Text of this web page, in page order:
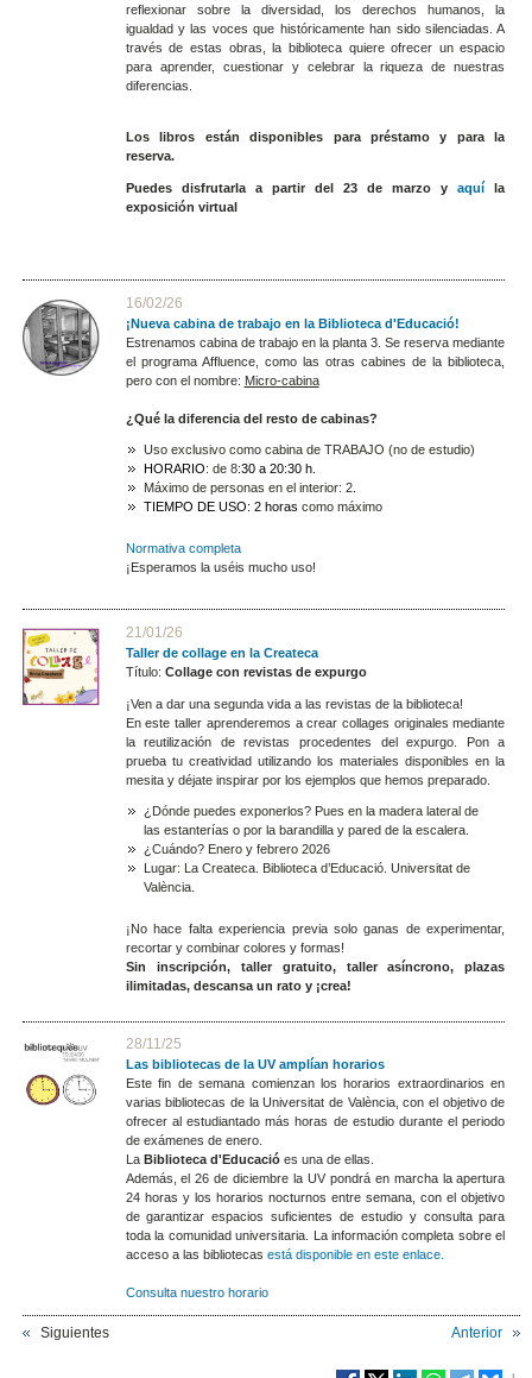
reflexionar sobre la diversidad, los derechos humanos, la
igualdad y las voces que históricamente han sido silenciadas. A
través de estas obras, la biblioteca quiere ofrecer un espacio
para aprender, cuestionar y celebrar la riqueza de nuestras
diferencias.
Los libros están disponibles para préstamo y para la
reserva.
Puedes disfrutarla a partir del 23 de marzo yaquí la
exposición virtual
16/02/26
¡Nueva cabina de trabajo en la Biblioteca d'Educació!
Estrenamos cabina de trabajo en la planta 3. Se reserva mediante
el programa Affluence, como las otras cabines de la biblioteca,
pero con el nombre: Micro-cabina
¿Qué la diferencia del resto de cabinas?
Uso exclusivo como cabina de TRABAJO (no de estudio)
HORARIO: de 8:30 a 20:30 h.
Máximo depersonas en el interior: 2
TIEMPO DE USO: 2 horascomo máximo
Normativa completa
¡Esperamos la uséis mucho uso!
21/01/26
Taller de collage en la Createca
Título: Collage con revistas de expurgo
¡Ven a dar una segunda vida a las revistas de la biblioteca!
En este taller aprenderemos a crear collages originales mediante
la reutilización de revistas procedentes del expurgo. Pon a
prueba tu creatividad utilizando los materiales disponibles en la
mesita y déjate inspirar por los ejemplos que hemos preparado.
¿Dónde puedes exponerlos? Pues en la madera lateral de
las estanterías o por la barandilla y pared de la escalera.
¿Cuándo? Enero y febrero 2026
Lugar: La Createca. Biblioteca d’Educació. Universitat de
València.
¡No hace falta experiencia previa solo ganas de experimentar,
recortar y combinar colores y formas!
Sin inscripción, taller gratuito, taller asíncrono, plazas
ilimitadas, descansa un rato y ¡crea!
28/11/25
Las bibliotecas de la UV amplían horarios
Este fin de semana comienzan los horarios extraordinarios en
varias bibliotecas de la Universitat de València, con el objetivo de
ofrecer al estudiantado más horas de estudio durante el periodo
de exámenes de enero.
La Biblioteca d'Educacióes una de ellas.
Además, el 26 de diciembre la UV pondrá en marcha la apertura
24 horas y los horarios nocturnos entre semana, con el objetivo
de garantizar espacios suficientes de estudio y consulta para
toda la comunidad universitaria. La información completa sobre el
acceso a las bibliotecas está disponible en este enlace.
Consulta nuestro horario
Siguientes Anterior